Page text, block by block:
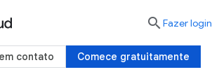
 Fazer login
Comece gratuitamente
contato